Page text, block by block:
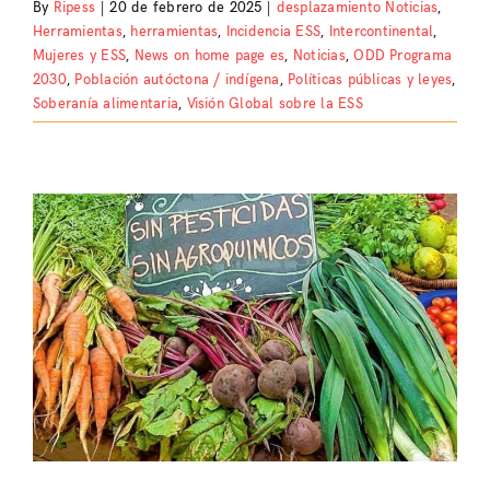
By Ripess 20 de febrero de 2025 desplazamiento Noticias,
Herramientas, herramientas, Incidencia ESS, Intercontinental,
Mujeres y ESS, News on home page es, Noticias,ODD Programa
2030, Población autóctona / indígena, Políticas públicas y leyes,
Soberanía alimentaria, Visión Global sobre la ESS